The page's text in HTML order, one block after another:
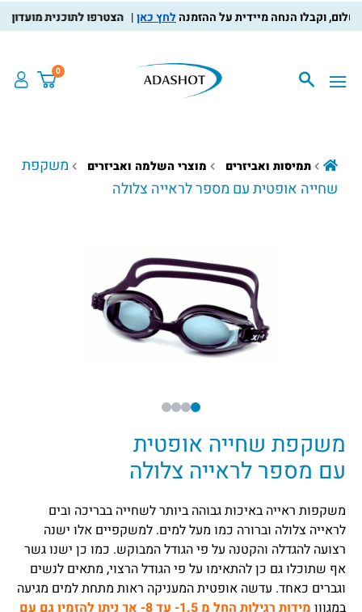
לחץ כאן הצטרפו לתוכנית מועדון
0
תמיסות ואביזרים מוצרי השלמה ואביזרים
משקפת
שחייה אופטית עם מספר לראייה צלולה
משקפת שחייה אופטית
עם מספר לראייה צלולה
משקפות ראייה באיכות גבוהה ביותר לשחייה בבריכה ובים
לראייה צלולה וברורה כמו מעל למים. למשקפיים אלו ישנה
רצועה להגדלה והקטנה על פי הגודל המבוקש. כמו כן ישנו גשר
אף שתוכלו גם כן להתאימו על פי הגודל הרצוי, מתאים לנשים
וגברים כאחד. עדשה אופטית המעניקה ראות מתחת למים מגיעה